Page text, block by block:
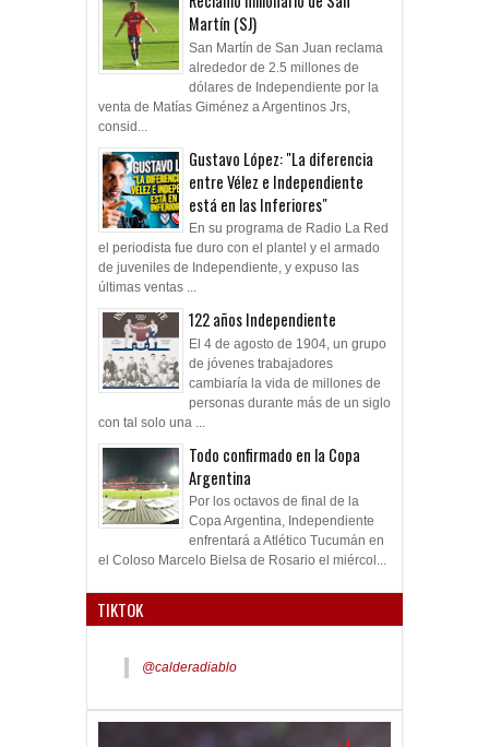
Martín (SJ)
San Martín de San Juan reclama
alrededor de 2.5 millones de
dólares de Independiente por la
venta de Matías Giménez a Argentinos Jrs,
consid...
Gustavo López: "La diferencia
entre Vélez e Independiente
está en las Inferiores"
En su programa de Radio La Red
el periodista fue duro con el plantel y el armado
de juveniles de Independiente, y expuso las
últimas ventas ...
122 años Independiente
El 4 de agosto de 1904, un grupo
de jóvenes trabajadores
cambiaría la vida de millones de
personas durante más de un siglo
con tal solo una ...
Todo confirmado en la Copa
Argentina
Por los octavos de final de la
Copa Argentina, Independiente
enfrentará a Atlético Tucumán en
el Coloso Marcelo Bielsa de Rosario el miércol...
TIKTOK
@calderadiablo